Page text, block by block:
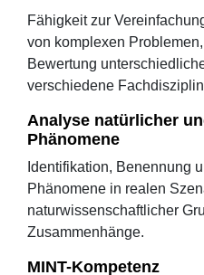
Fähigkeit zur
von komplexen
Bewertung
verschiedene
Analyse natürlicher
Phänomene
Identifikation, Benennung
Phänomene in realen
naturwissenschaftlicher
Zusammenhänge.
MINT-Kompetenz